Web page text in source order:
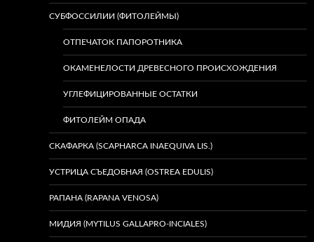
СУБФОССИЛИИ (ФИТОЛЕЙМЫ)
ОТПЕЧАТОК ПАПОРОТНИКА
ОКАМЕНЕЛОСТИ ДРЕВЕСНОГО ПРОИСХОЖДЕНИЯ
УГЛЕФИЦИРОВАННЫЕ ОСТАТКИ
ФИТОЛЕЙМ ОПАДА
СКАФАРКА (SCAPHARCA INAEQUIVA LIS.)
УСТРИЦА СЪЕДОБНАЯ (OSTREA EDULIS)
РАПАНА (RAPANA VENOSA)
МИДИЯ (MYTILUS GALLAPRO-INCIALES)